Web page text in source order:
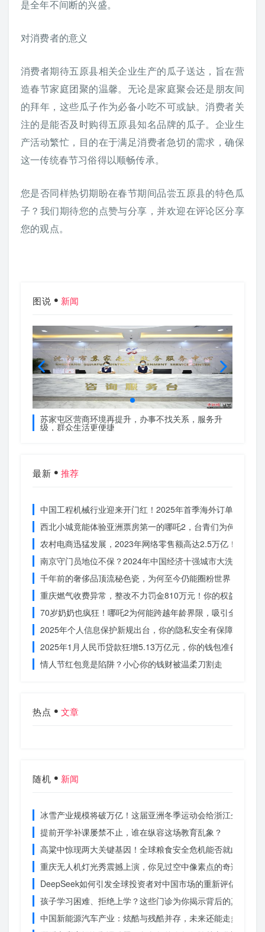
是全年不间断的兴盛。
对消费者的意义
消费者期待五原县相关企业生产的瓜子送达，旨在营
造春节家庭团聚的温馨。无论是家庭聚会还是朋友间
的拜年，这些瓜子作为必备小吃不可或缺。消费者关
注的是能否及时购得五原县知名品牌的瓜子。企业生
产活动繁忙，目的在于满足消费者急切的需求，确保
这一传统春节习俗得以顺畅传承。
您是否同样热切期盼在春节期间品尝五原县的特色瓜
子？我们期待您的点赞与分享，并欢迎在评论区分享
您的观点。
图说 新闻
苏家屯区营商环境再提升，办事不找关系，服务升
级，群众生活更便捷
最新 推荐
中国工程机械行业迎来开门红！2025年首季海外订单激增，
西北小城竟能体验亚洲票房第一的哪吒2，台青们为何如此惊
农村电商迅猛发展，2023年网络零售额高达2.5万亿！你还在
南京守门员地位不保？2024年中国经济十强城市大洗牌
千年前的奢侈品顶流秘色瓷，为何至今仍能圈粉世界？揭秘
重庆燃气收费异常，整改不力罚金810万元！你的权益被侵犯
70岁奶奶也疯狂！哪吒2为何能跨越年龄界限，吸引全民观影
2025年个人信息保护新规出台，你的隐私安全有保障了吗？
2025年1月人民币贷款狂增5.13万亿元，你的钱包准备好了吗
情人节红包竟是陷阱？小心你的钱财被温柔刀割走
热点 文章
随机 新闻
冰雪产业规模将破万亿！这届亚洲冬季运动会给浙江企业带
提前开学补课屡禁不止，谁在纵容这场教育乱象？
高粱中惊现两大关键基因！全球粮食安全危机能否就此终结？
重庆无人机灯光秀震撼上演，你见过空中像素点的奇迹吗？
DeepSeek如何引发全球投资者对中国市场的重新评估？
孩子学习困难、拒绝上学？这些门诊为你揭示背后的真相
中国新能源汽车产业：炫酷与残酷并存，未来还能走多远？